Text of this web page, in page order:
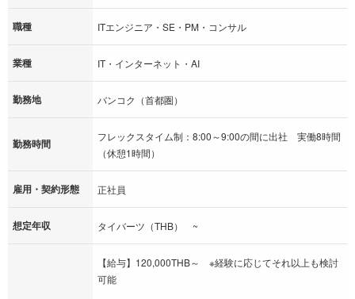
職種 ITエンジニア・SE・PM・コンサル
業種 IT・インターネット・AI
勤務地 バンコク（首都圏）
勤務時間
フレックスタイム制：8:00～9:00の間に出社 実働8時間
（休憩1時間）
雇用・契約形態 正社員
想定年収 タイバーツ（THB） ~
【給与】120,000THB～ ※経験に応じてそれ以上も検討
可能